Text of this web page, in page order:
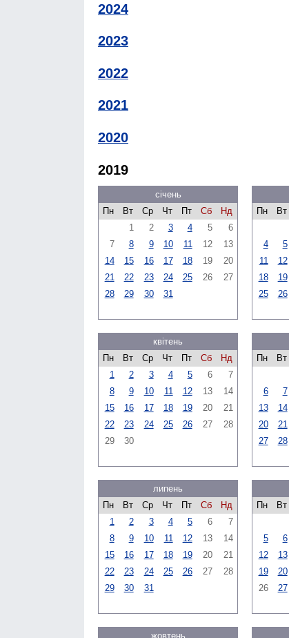
2024
2023
2022
2021
2020
2019
січень
Пн
Вт Ср Чт Пт Сб
Нд
1
2 3 4 5
6
7
8 9 10 11 12
13
14
15 16 17 18 19
20
21
22 23 24 25 26
27
28
29 30 31
Пн
Вт
4
5
11
12
18
19
25
26
квітень
Пн
Вт Ср Чт Пт Сб
Нд
1
2 3 4 5 6
7
8
9 10 11 12 13
14
15
16 17 18 19 20
21
22
23 24 25 26 27
28
29
30
Пн
Вт
6
7
13
14
20
21
27
28
липень
Пн
Вт Ср Чт Пт Сб
Нд
1
2 3 4 5 6
7
8
9 10 11 12 13
14
15
16 17 18 19 20
21
22
23 24 25 26 27
28
29
30 31
Пн
Вт
5
6
12
13
19
20
26
27
жовтень